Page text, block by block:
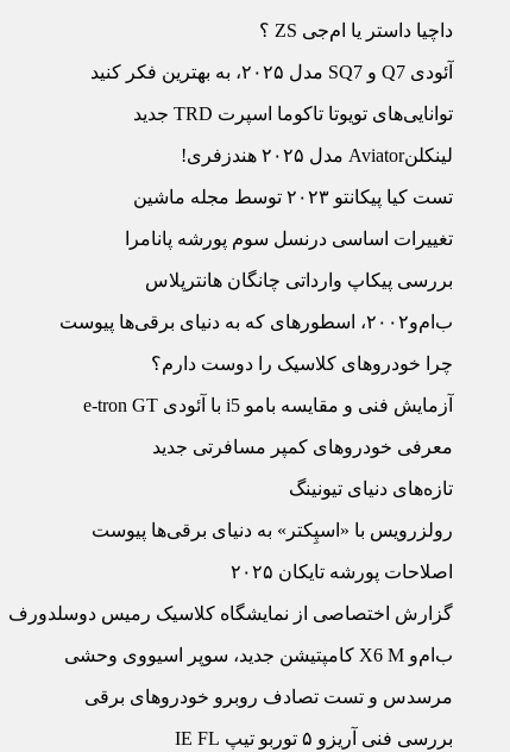
داچیا داستر یا ام‏‌جی ZS ؟
آئودی Q7 و SQ7 مدل ۲۰۲۵، به بهترین فکر کنید
توانایی‏‌های تویوتا تاکوما اسپرت TRD جدید
لینکلنAviator مدل ۲۰۲۵ هندزفری!
تست کیا پیکانتو ۲۰۲۳ توسط مجله ماشین
تغییرات اساسی درنسل سوم پورشه پانامرا
بررسی پیکاپ وارداتی چانگان هانترپلاس
ب‏‌ام‏‌و۲۰۰۲، اسطوره‏ای که به دنیای برقی‏‌ها پیوست
چرا خودروهای کلاسیک را دوست دارم؟
آزمایش فنی و مقایسه ب‏ام‏و i5 با آئودی e-tron GT
معرفی خودروهای کمپر مسافرتی جدید
تازه‌‏های دنیای تیونینگ
رولزرویس با «اسپِکتر» به دنیای برقی‏‌ها پیوست
اصلاحات پورشه تایکان ۲۰۲۵
گزارش اختصاصی از نمایشگاه کلاسیک رمیس دوسلدورف
ب‏‌ام‏‌و X6 M کامپتیشن جدید، سوپر اس‏یووی وحشی
مرسدس و تست تصادف روبرو خودروهای برقی
بررسی فنی آریزو ۵ توربو تیپ IE FL